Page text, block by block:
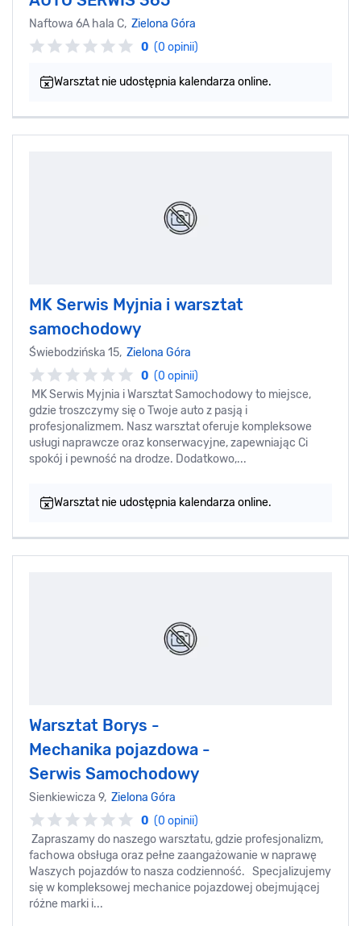
Naftowa 6A hala C, Zielona Góra
0 (0 opinii)
Warsztat nie udostępnia kalendarza online.
MK Serwis Myjnia i warsztat
samochodowy
Świebodzińska 15, Zielona Góra
0 (0 opinii)
MK Serwis Myjnia i Warsztat Samochodowy to miejsce,
gdzie troszczymy się o Twoje auto z pasją i
profesjonalizmem. Nasz warsztat oferuje kompleksowe
usługi naprawcze oraz konserwacyjne, zapewniając Ci
spokój i pewność na drodze. Dodatkowo,...
Warsztat nie udostępnia kalendarza online.
Warsztat Borys -
Mechanika pojazdowa -
Serwis Samochodowy
Sienkiewicza 9, Zielona Góra
0 (0 opinii)
Zapraszamy do naszego warsztatu, gdzie profesjonalizm,
fachowa obsługa oraz pełne zaangażowanie w naprawę
Waszych pojazdów to nasza codzienność. Specjalizujemy
się w kompleksowej mechanice pojazdowej obejmującej
różne marki i...